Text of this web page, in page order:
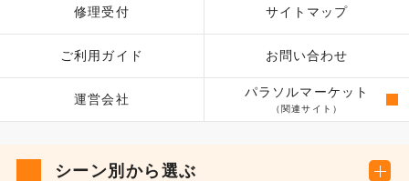
修理受付
ご利用ガイド
運営会社
サイトマップ
お問い合わせ
パラソルマーケット
（関連サイト）
シーン別から選ぶ